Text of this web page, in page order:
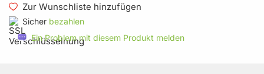
Zur Wunschliste hinzufügen
Sicher bezahlen
Ein Problem mit diesem Produkt melden